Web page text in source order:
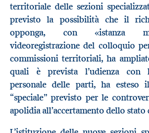
territoriale delle sezioni
previsto la possibilità che il
opponga, con «istanza
videoregistrazione del colloquio
commissioni territoriali, ha
quali è prevista l’udienza con
personale delle parti, ha esteso
“speciale” previsto per le
apolidia all’accertamento dello